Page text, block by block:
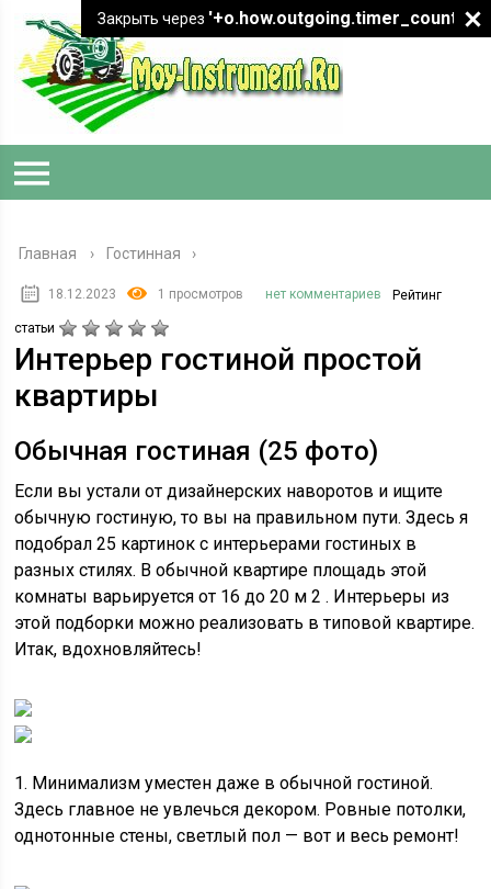
Главная › Гостинная
18.12.2023 1 просмотров нет комментариев Рейтинг
статьи
Интерьер гостиной простой
квартиры
Обычная гостиная (25 фото)
Если вы устали от дизайнерских наворотов и ищите
обычную гостиную, то вы на правильном пути. Здесь я
подобрал 25 картинок с интерьерами гостиных в
разных стилях. В обычной квартире площадь этой
комнаты варьируется от 16 до 20 м 2 . Интерьеры из
этой подборки можно реализовать в типовой квартире.
Итак, вдохновляйтесь!
1. Минимализм уместен даже в обычной гостиной.
Здесь главное не увлечься декором. Ровные потолки,
однотонные стены, светлый пол — вот и весь ремонт!
Закрыть через '+o.how.outgoing.timer_count+"